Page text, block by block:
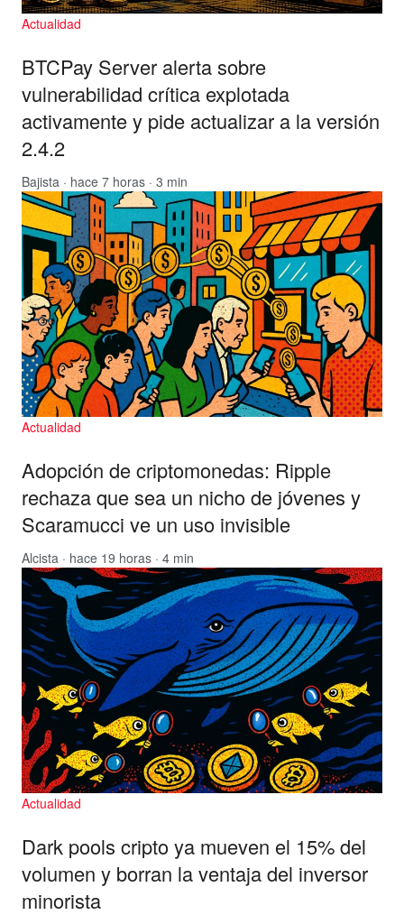
Actualidad
BTCPay Server alerta sobre
vulnerabilidad crítica explotada
activamente y pide actualizar a la versión
2.4.2
Bajista · hace 7 horas · 3 min
Actualidad
Adopción de criptomonedas: Ripple
rechaza que sea un nicho de jóvenes y
Scaramucci ve un uso invisible
Alcista · hace 19 horas · 4 min
Actualidad
Dark pools cripto ya mueven el 15% del
volumen y borran la ventaja del inversor
minorista